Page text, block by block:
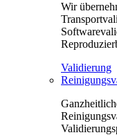
Wir
Validierung